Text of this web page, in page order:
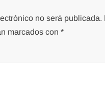
no será publicada.
marcados con*